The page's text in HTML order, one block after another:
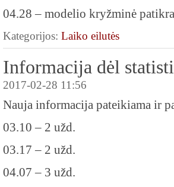
04.28 – modelio kryžminė patikra
Kategorijos: Laiko eilutės
Informacija dėl
2017-02-28 11:56
Nauja informacija pateikiama ir
03.10 – 2 užd.
03.17 – 2 užd.
04.07 – 3 užd.